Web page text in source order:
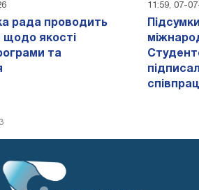
рада проводить
щодо якості
та
11:59, 07-